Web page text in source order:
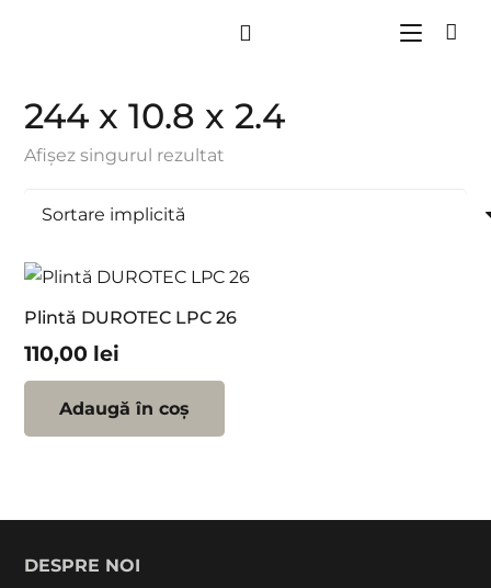
244 x 10.8 x 2.4
Afișez singurul rezultat
Plintă DUROTEC LPC 26
110,00 lei
Adaugă în coș
DESPRE NOI